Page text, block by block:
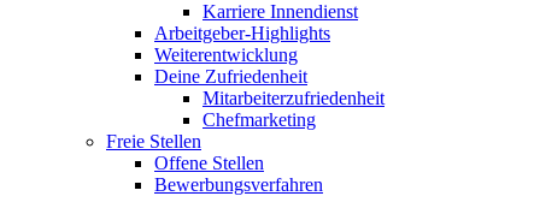
Karriere Innendienst
Arbeitgeber-Highlights
Weiterentwicklung
Deine Zufriedenheit
Mitarbeiterzufriedenheit
Chefmarketing
Freie Stellen
Offene Stellen
Bewerbungsverfahren